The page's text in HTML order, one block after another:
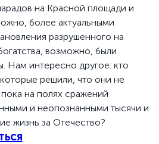
на Красной площади и
более актуальными
разрушенного на
возможно, были
Нам интересно другое: кто
решили, что они не
на полях сражений
и неопознанными тысячи и
жизнь за Отечество?